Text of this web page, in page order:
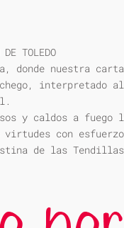
TOLEDO
donde nuestra
interpretado
y caldos a fuego
virtudes con
de las